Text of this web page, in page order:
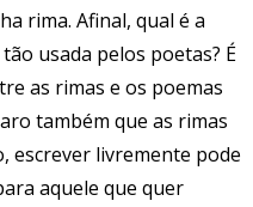
rima. Afinal, qual é a
usada pelos poetas? É
as rimas e os poemas
também que as rimas
escrever livremente pode
aquele que quer